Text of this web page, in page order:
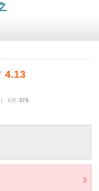
4.13
6月:378